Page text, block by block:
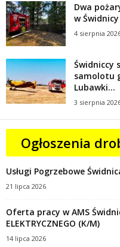
Dwa
w Świdnicy
4 sierpnia
Świdniccy
samolotu
Lubawki...
3 sierpnia
Ogłoszenia
Usługi Pogrzebowe
21 lipca 2026
Oferta pracy w AMS
ELEKTRYCZNEGO (K/M)
14 lipca 2026